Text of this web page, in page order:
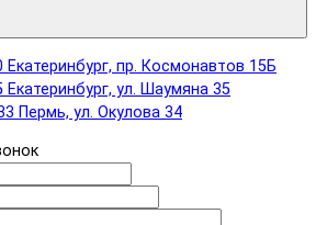
Екатеринбург, пр. Космонавтов 15Б
Екатеринбург, ул. Шаумяна 35
Пермь, ул. Окулова 34